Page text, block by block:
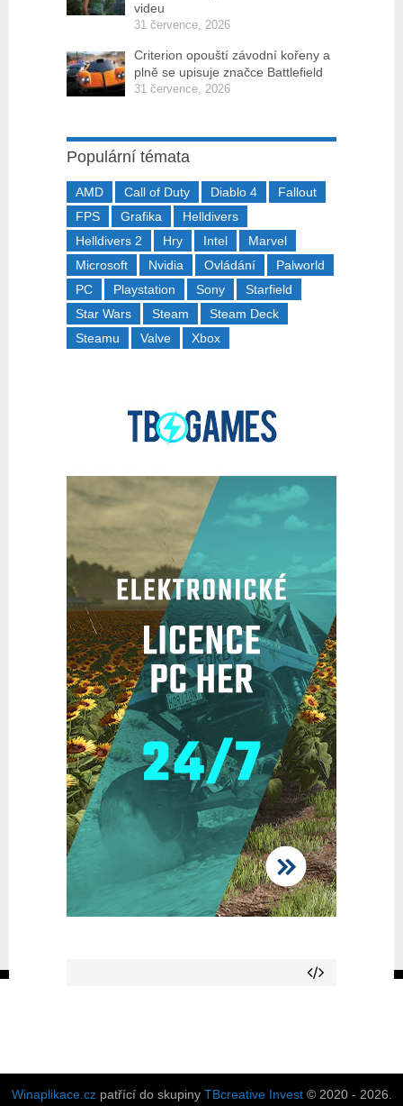
videu
31 července, 2026
Criterion opouští závodní kořeny a
plně se upisuje značce Battlefield
31 července, 2026
Populární témata
AMD Call of Duty Diablo 4
Fallout
FPS
Grafika
Helldivers
Helldivers 2
Hry Intel
Marvel
Microsoft
Nvidia Ovládání
Palworld
PC
Playstation Sony
Starfield
Star Wars
Steam
Steam Deck
Steamu
Valve Xbox
Winaplikace.czpatřící do skupiny TBcreative Invest© 2020 - 2026.